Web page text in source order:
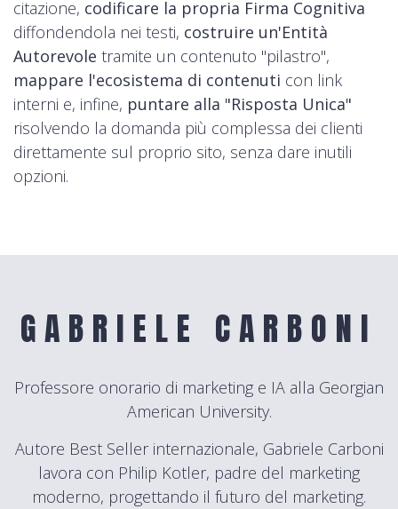
citazione, codificare la propria Firma Cognitiva
diffondendola nei testi, costruire un'Entità
Autorevole tramite un contenuto "pilastro",
mappare l'ecosistema di contenuti con link
interni e, infine, puntare alla "Risposta Unica"
risolvendo la domanda più complessa dei clienti
direttamente sul proprio sito, senza dare inutili
opzioni.
GABRIELE CARBONI
Professore onorario di marketing e IA alla Georgian
American University.
Autore Best Seller internazionale, Gabriele Carboni
lavora con Philip Kotler, padre del marketing
moderno, progettando il futuro del marketing.